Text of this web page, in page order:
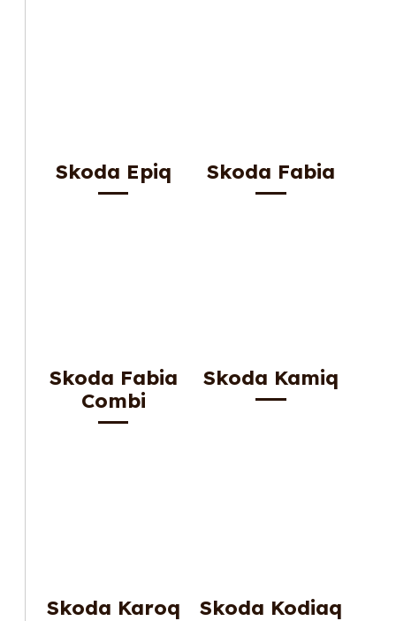
Skoda Epiq Skoda Fabia
Skoda Fabia
Combi
Skoda Kamiq
Skoda Karoq Skoda Kodiaq